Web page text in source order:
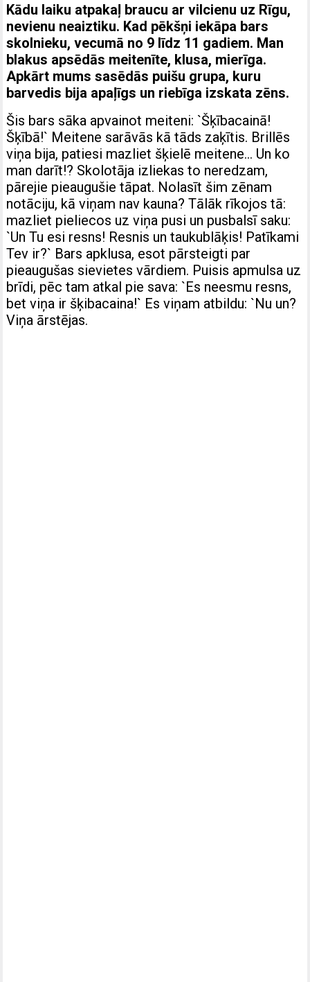
Kādu laiku atpakaļ braucu ar vilcienu uz Rīgu,
nevienu neaiztiku. Kad pēkšņi iekāpa bars
skolnieku, vecumā no 9 līdz 11 gadiem. Man
blakus apsēdās meitenīte, klusa, mierīga.
Apkārt mums sasēdās puišu grupa, kuru
barvedis bija apaļīgs un riebīga izskata zēns.
Šis bars sāka apvainot meiteni: `Šķībacainā!
Šķībā!` Meitene sarāvās kā tāds zaķītis. Brillēs
viņa bija, patiesi mazliet šķielē meitene… Un ko
man darīt!? Skolotāja izliekas to neredzam,
pārejie pieaugušie tāpat. Nolasīt šim zēnam
notāciju, kā viņam nav kauna? Tālāk rīkojos tā:
mazliet pieliecos uz viņa pusi un pusbalsī saku:
`Un Tu esi resns! Resnis un taukublāķis! Patīkami
Tev ir?` Bars apklusa, esot pārsteigti par
pieaugušas sievietes vārdiem. Puisis apmulsa uz
brīdi, pēc tam atkal pie sava: `Es neesmu resns,
bet viņa ir šķibacaina!` Es viņam atbildu: `Nu un?
Viņa ārstējas.